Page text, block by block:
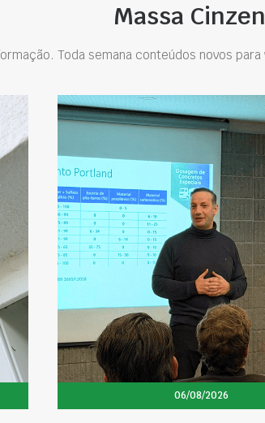
Massa
Toda semana conteúdos novos
06/08/2026